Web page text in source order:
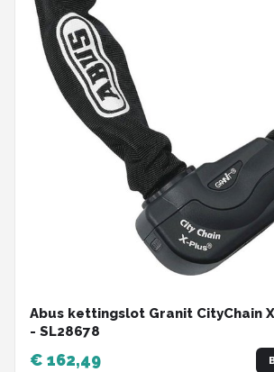
Abus kettingslot Granit CityChain
- SL28678
€ 162,49